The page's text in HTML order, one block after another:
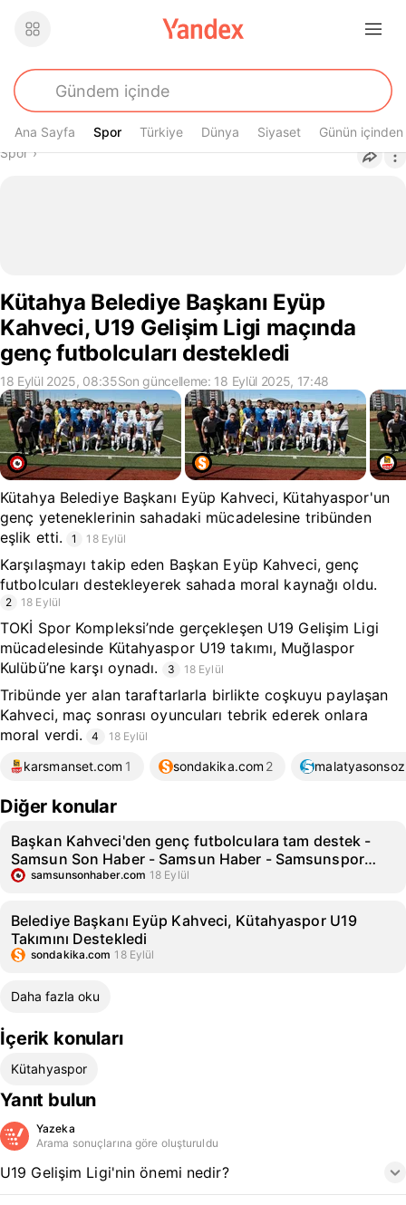
Ana Sayfa Spor
Spor Türkiye Dünya Siyaset Günün içinden
Buradasın
Spor›
Kütahya Belediye Başkanı Eyüp
Kahveci, U19 Gelişim Ligi maçında
genç futbolcuları destekledi
18 Eylül 2025, 08:35Son güncelleme: 18 Eylül 2025, 17:48
Kütahya Belediye Başkanı Eyüp Kahveci, Kütahyaspor'un
genç yeteneklerinin sahadaki mücadelesine tribünden
eşlik etti.
1 18 Eylül
Karşılaşmayı takip eden Başkan Eyüp Kahveci, genç
futbolcuları destekleyerek sahada moral kaynağı oldu.
2 18 Eylül
TOKİ Spor Kompleksi’nde gerçekleşen U19 Gelişim Ligi
mücadelesinde Kütahyaspor U19 takımı, Muğlaspor
Kulübü’ne karşı oynadı.
3 18 Eylül
Tribünde yer alan taraftarlarla birlikte coşkuyu paylaşan
Kahveci, maç sonrası oyuncuları tebrik ederek onlara
moral verdi.
4 18 Eylül
karsmanset.com 1 sondakika.com 2
Diğer konular
Başkan Kahveci'den genç futbolculara tam destek -
Samsun Son Haber - Samsun Haber - Samsunspor
Haberleri
samsunsonhaber.com 18 Eylül
Belediye Başkanı Eyüp Kahveci, Kütahyaspor U19
Takımını Destekledi
sondakika.com 18 Eylül
Daha fazla oku
İçerik konuları
Kütahyaspor
Yanıt bulun
Yazeka
Arama sonuçlarına göre oluşturuldu
U19 Gelişim Ligi'nin önemi nedir?